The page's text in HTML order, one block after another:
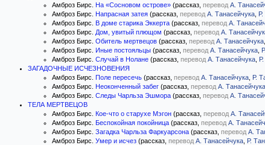
Амброз Бирс. На «Сосновом острове» (рассказ, перевод А.
Амброз Бирс. Напрасная затея (рассказ, перевод А. Танасейчука
Амброз Бирс. В доме старика Эккерта (рассказ, перевод А.
Амброз Бирс. Дом, увитый плющом (рассказ, перевод А.
Амброз Бирс. Обитель мертвецов (рассказ, перевод А. Танасейчука
Амброз Бирс. Иные постояльцы (рассказ, перевод А. Танасейчука
Амброз Бирс. Случай в Нолане (рассказ, перевод А. Танасейчука
ЗАГАДОЧНЫЕ ИСЧЕЗНОВЕНИЯ
Амброз Бирс. Поле пересечь (рассказ, перевод А. Танасейчука Р.
Амброз Бирс. Неоконченный забег (рассказ, перевод А. Танасейчука
Амброз Бирс. Следы Чарльза Эшмора (рассказ, перевод А.
ТЕЛА МЕРТВЕЦОВ
Амброз Бирс. Кое-что о старухе Мэгон (рассказ, перевод А.
Амброз Бирс. Беспокойная покойница (рассказ, перевод А.
Амброз Бирс. Загадка Чарльза Фаркуарсона (рассказ, перевод А.
Амброз Бирс. Умер и исчез (рассказ, перевод А. Танасейчука Р.